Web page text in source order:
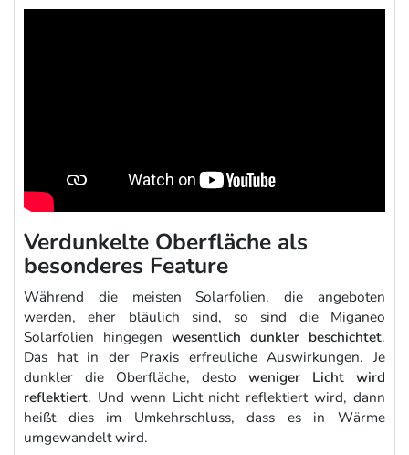
Verdunkelte Oberfläche als
besonderes Feature
Während die meisten Solarfolien, die angeboten
werden, eher bläulich sind, so sind die Miganeo
Solarfolien hingegen wesentlich dunkler beschichtet.
Das hat in der Praxis erfreuliche Auswirkungen. Je
dunkler die Oberfläche, desto weniger Licht wird
reflektiert. Und wenn Licht nicht reflektiert wird, dann
heißt dies im Umkehrschluss, dass es in Wärme
umgewandelt wird.